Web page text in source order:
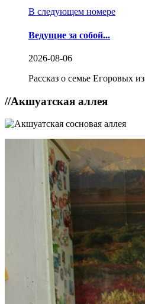
В следующем номере
Ведущие за собой...
2026-08-06
Рассказ о семье Егоровых
//Акшуатская аллея